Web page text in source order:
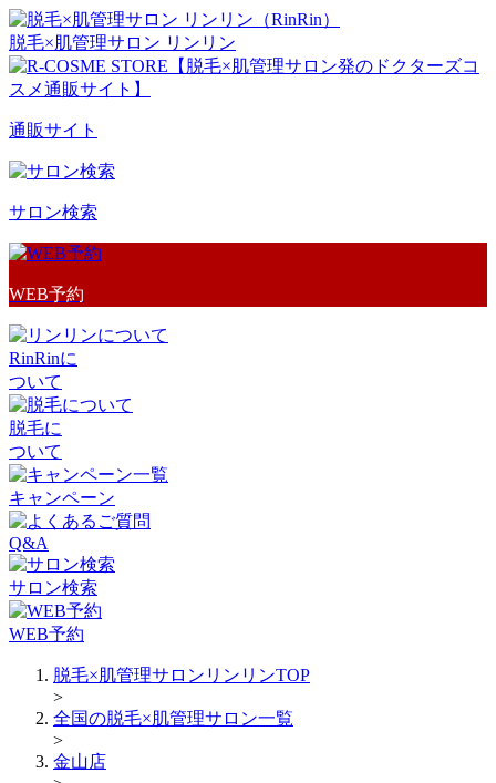
脱毛×肌管理サロン リンリン
通販サイト
サロン検索
WEB予約
RinRinに
ついて
脱毛に
ついて
キャンペーン
Q&A
サロン検索
WEB予約
脱毛×肌管理サロンリンリンTOP
>
全国の脱毛×肌管理サロン一覧
>
金山店